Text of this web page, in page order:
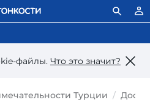
файлы. Что это значит?
Турции